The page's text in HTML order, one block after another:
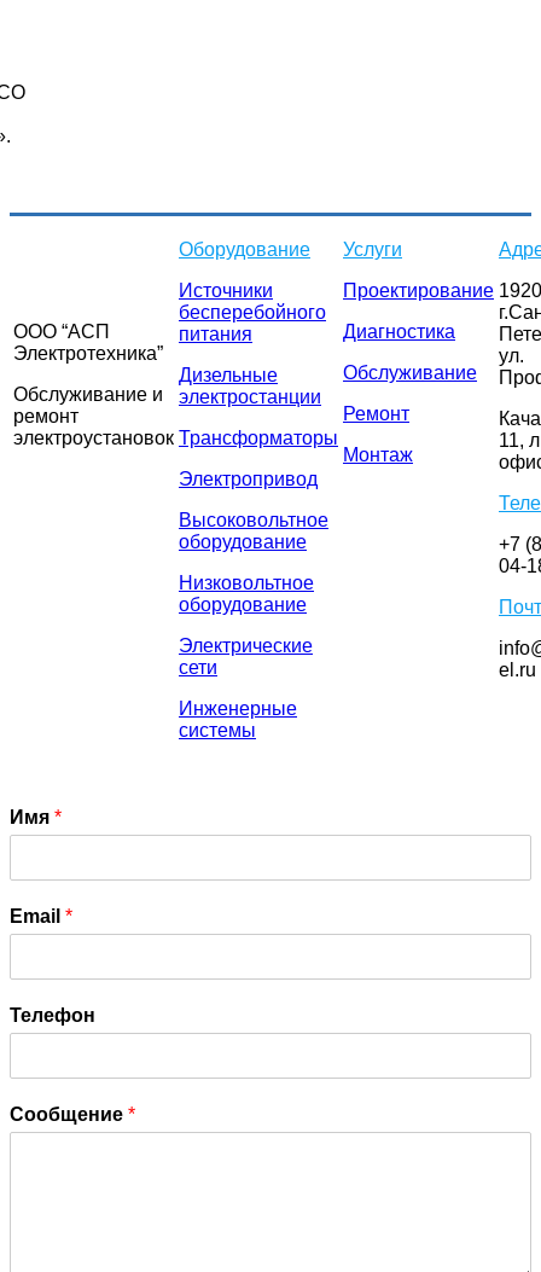
ООО “АСП
Электротехника”
Обслуживание и
ремонт
электроустановок
Оборудование
Источники
бесперебойного
питания
Дизельные
электростанции
Трансформаторы
Электропривод
Высоковольтное
оборудование
Низковольтное
оборудование
Электрические
сети
Инженерные
системы
Услуги
Проектирование
Диагностика
Обслуживание
Ремонт
Монтаж
ул.
11,
+7
04-
el.ru
Имя *
Email *
Телефон
Сообщение *